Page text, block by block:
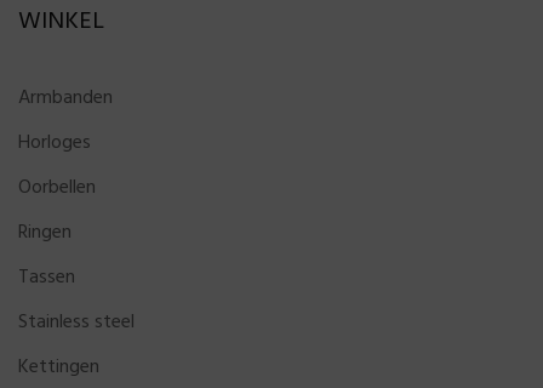
WINKEL
Armbanden
Horloges
Oorbellen
Ringen
Tassen
Stainless steel
Kettingen